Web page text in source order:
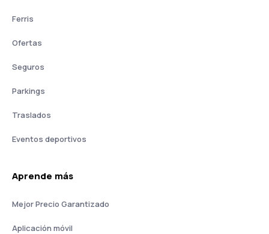
Ferris
Ofertas
Seguros
Parkings
Traslados
Eventos deportivos
Aprende más
Mejor Precio Garantizado
Aplicación móvil